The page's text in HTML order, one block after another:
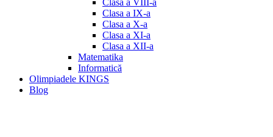
Clasa a VIII-a
Clasa a IX-a
Clasa a X-a
Clasa a XI-a
Clasa a XII-a
Matematika
Informatică
Olimpiadele KINGS
Blog